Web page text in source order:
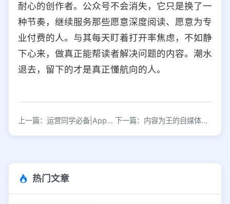
耐心的创作者。公众号不会消失，它只是换了一
种节奏，继续服务那些愿意深度阅读、愿意为专
业付费的人。与其每天盯着打开率焦虑，不如静
下心来，做真正能帮读者解决问题的内容。潮水
退去，留下的才是真正懂航向的人。
上一篇：运营同学必备|App推送这些套路 下一篇：内容为王的自媒体时代，要怎么找到破局点——新年总结
热门文章